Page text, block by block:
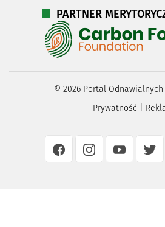
PARTNER
© 2026Portal Odnawialnych
Prywatność